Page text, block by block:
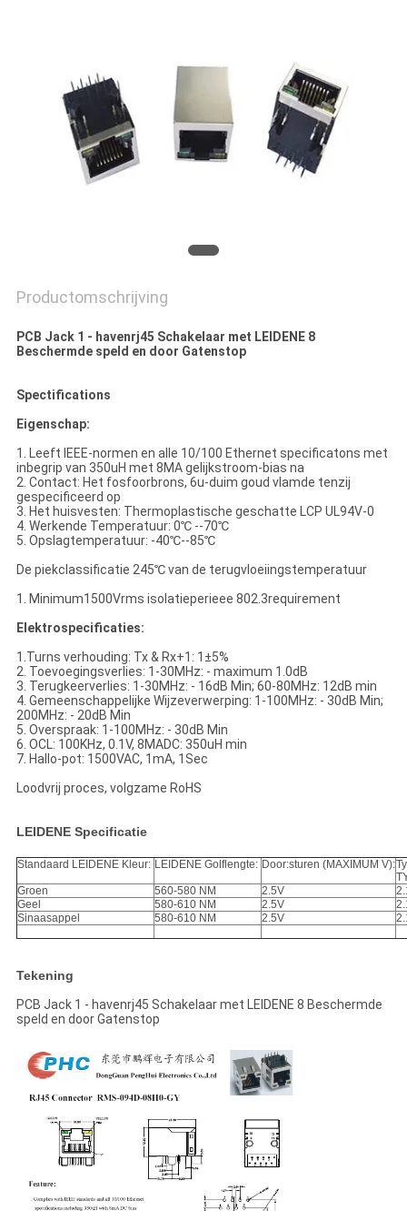
Productomschrijving
PCB Jack 1 - havenrj45 Schakelaar met LEIDENE 8
Beschermde speld en door Gatenstop
Spectifications
Eigenschap:
1. Leeft IEEE-normen en alle 10/100 Ethernet specificatons met
inbegrip van 350uH met 8MA gelijkstroom-bias na
2. Contact: Het fosfoorbrons, 6u-duim goud vlamde tenzij
gespecificeerd op
3. Het huisvesten: Thermoplastische geschatte LCP UL94V-0
4. Werkende Temperatuur: 0℃ --70℃
5. Opslagtemperatuur: -40℃--85℃
De piekclassificatie 245℃ van de terugvloeiingstemperatuur
1. Minimum1500Vrms isolatieperieee 802.3requirement
Elektrospecificaties:
1.Turns verhouding: Tx & Rx+1: 1±5%
2. Toevoegingsverlies: 1-30MHz: - maximum 1.0dB
3. Terugkeerverlies: 1-30MHz: - 16dB Min; 60-80MHz: 12dB min
4. Gemeenschappelijke Wijzeverwerping: 1-100MHz: - 30dB Min;
200MHz: - 20dB Min
5. Overspraak: 1-100MHz: - 30dB Min
6. OCL: 100KHz, 0.1V, 8MADC: 350uH min
7. Hallo-pot: 1500VAC, 1mA, 1Sec
Loodvrij proces, volgzame RoHS
LEIDENE Specificatie
Standaard LEIDENE Kleur: LEIDENE Golflengte: Door:sturen (MAXIMUM V):
Groen
560-580 NM 2.5V
Geel
580-610 NM 2.5V
Sinaasappel
580-610 NM 2.5V
Tekening
PCB Jack 1 - havenrj45 Schakelaar met LEIDENE 8 Beschermde
speld en door Gatenstop